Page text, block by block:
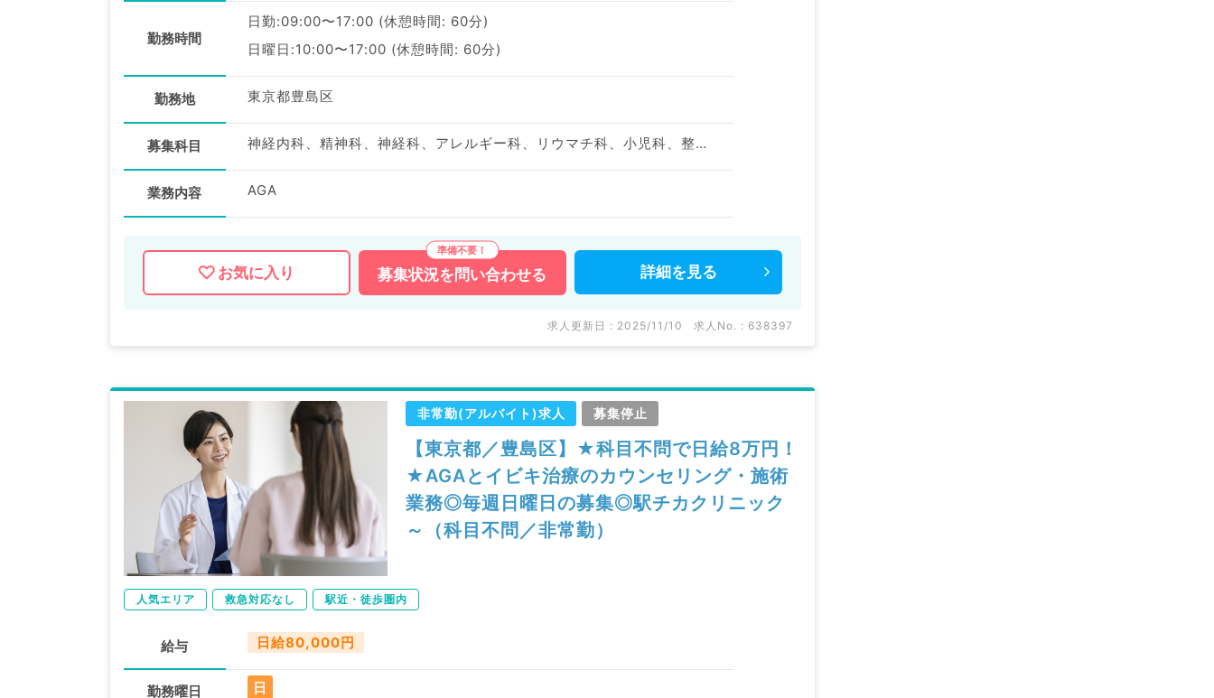
勤務時間
日勤:09:00〜17:00 (休憩時間: 60分)
日曜日:10:00〜17:00 (休憩時間: 60分)
勤務地 東京都豊島区
募集科目 神経内科、精神科、神経科、アレルギー科、リウマチ科、小児科、整形外科、形成外科、美容外科、脳神経外科、呼吸器外科、心臓血管外科、小児外科、皮膚科、泌尿器科、産婦人科、産科、婦人科、眼科、耳鼻咽喉科、気管食道科、放射線科、リハビリテーション科、麻酔科、ペインクリニック、人工透析科、緩和ケア科、一般内科、循環器内科、呼吸器内科、消化器内科、内分泌・代謝内科、腎臓内科、老年内科、血液内科、外科系全般、一般外科、消化器外科、乳腺外科、総合診療科、美容皮膚科、健診・人間ドック、救急科・ＩＣＵ、病理科、基礎医学系、膠原病科、スポーツ整形外科、大腸・肛門外科、産業医、科目不問
業務内容 AGA
お気に入り 募集状況を 問い合わせる 詳細を 見る
求人更新日 : 2025/11/10 求人No. : 638397
非常勤(アルバイト)求人 募集停止
【東京都／豊島区】★科目不問で日給8万円！
★AGAとイビキ治療のカウンセリング・施術
業務◎毎週日曜日の募集◎駅チカクリニック
～（科目不問／非常勤）
人気エリア 救急対応なし 駅近・徒歩圏内
給与 日給80,000円
勤務曜日 日